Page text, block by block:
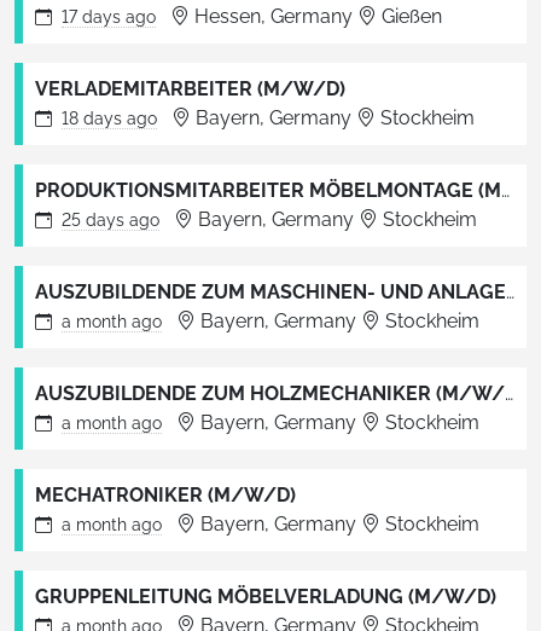
17 days ago Hessen, Germany Gießen
VERLADEMITARBEITER (M/W/D)
18 days ago Bayern, Germany Stockheim
PRODUKTIONSMITARBEITER MÖBELMONTAGE (M/W/D)
25 days ago Bayern, Germany Stockheim
AUSZUBILDENDE ZUM MASCHINEN- UND ANLAGENFÜHRER (M/W/D)
a month ago Bayern, Germany Stockheim
AUSZUBILDENDE ZUM HOLZMECHANIKER (M/W/D)
a month ago Bayern, Germany Stockheim
MECHATRONIKER (M/W/D)
a month ago Bayern, Germany Stockheim
GRUPPENLEITUNG MÖBELVERLADUNG (M/W/D)
a month ago Bayern, Germany Stockheim